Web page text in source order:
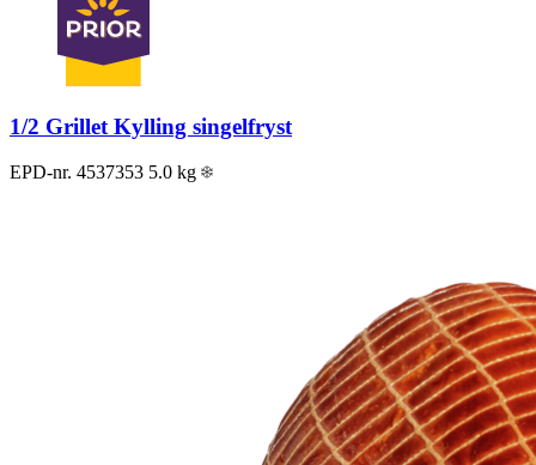
1/2 Grillet Kylling singelfryst
EPD-nr. 4537353 5.0 kg